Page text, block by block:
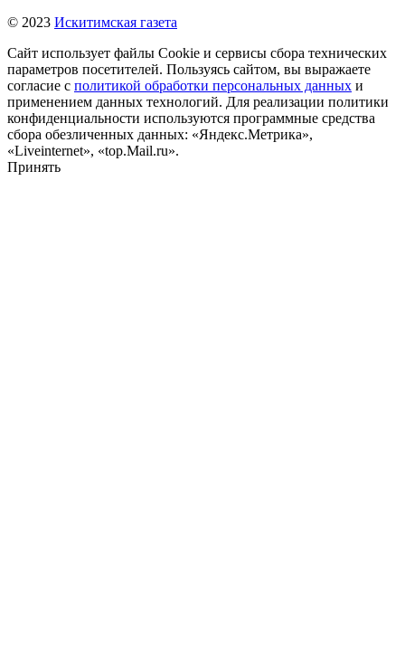
© 2023 Искитимская газета
Сайт использует файлы Cookie и сервисы сбора технических
параметров посетителей. Пользуясь сайтом, вы выражаете
согласие с политикой обработки персональных данных и
применением данных технологий. Для реализации политики
конфиденциальности используются программные средства
сбора обезличенных данных: «Яндекс.Метрика»,
«Liveinternet», «top.Mail.ru».
Принять